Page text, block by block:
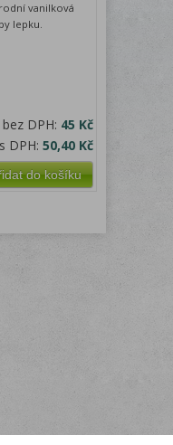
vanilková
lepku.
DPH: 45 Kč
DPH:50,40 Kč
do košíku